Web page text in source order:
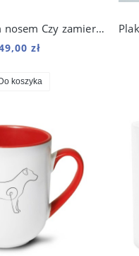
Kubek z psim nosem Czy zamierzasz to zjeść 250 ml
zł
Do koszyka